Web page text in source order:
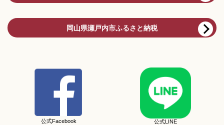
岡山県瀬戸内市ふるさと納税
公式Facebook
公式LINE